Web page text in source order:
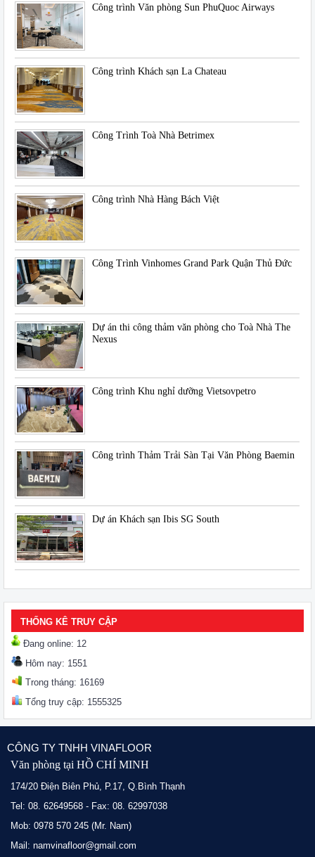
Công trình Văn phòng Sun PhuQuoc Airways
Công trình Khách sạn La Chateau
Công Trình Toà Nhà Betrimex
Công trình Nhà Hàng Bách Việt
Công Trình Vinhomes Grand Park Quận Thủ Đức
Dự án thi công thảm văn phòng cho Toà Nhà The
Nexus
Công trình Khu nghỉ dưỡng Vietsovpetro
Công trình Thảm Trải Sàn Tại Văn Phòng Baemin
Dự án Khách sạn Ibis SG South
THỐNG KÊ TRUY CẬP
Đang online: 12
Hôm nay: 1551
Trong tháng: 16169
Tổng truy cập: 1555325
CÔNG TY TNHH VINAFLOOR
Văn phòng tại HỒ CHÍ MINH
174/20 Điện Biên Phủ, P.17, Q.Bình Thạnh
Tel: 08. 62649568 - Fax: 08. 62997038
Mob: 0978 570 245 (Mr. Nam)
Mail: namvinafloor@gmail.com